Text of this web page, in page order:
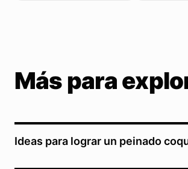
Más para
Ideas para lograr un peinado